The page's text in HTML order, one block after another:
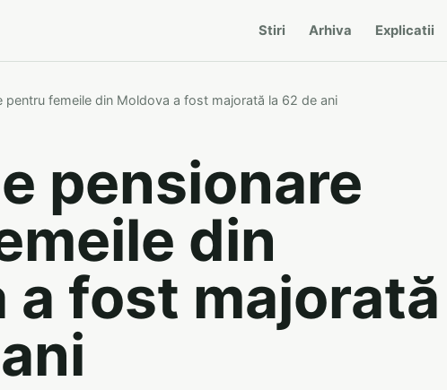
Stiri Arhiva Explicatii
pentru femeile din Moldova a fost majorată la 62 de ani
pensionare
din
a fost majorată